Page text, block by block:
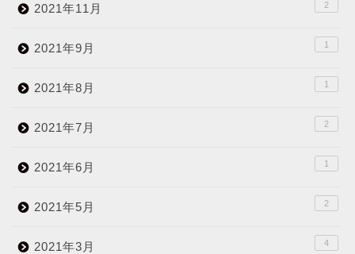
2021年11月 2
2021年9月 1
2021年8月 1
2021年7月 2
2021年6月 1
2021年5月 2
2021年3月 4